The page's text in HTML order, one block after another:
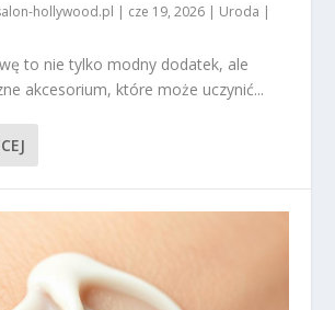
hollywood.pl | cze 19, 2026 | Uroda |
to nie tylko modny dodatek, ale
akcesorium, które może uczynić...